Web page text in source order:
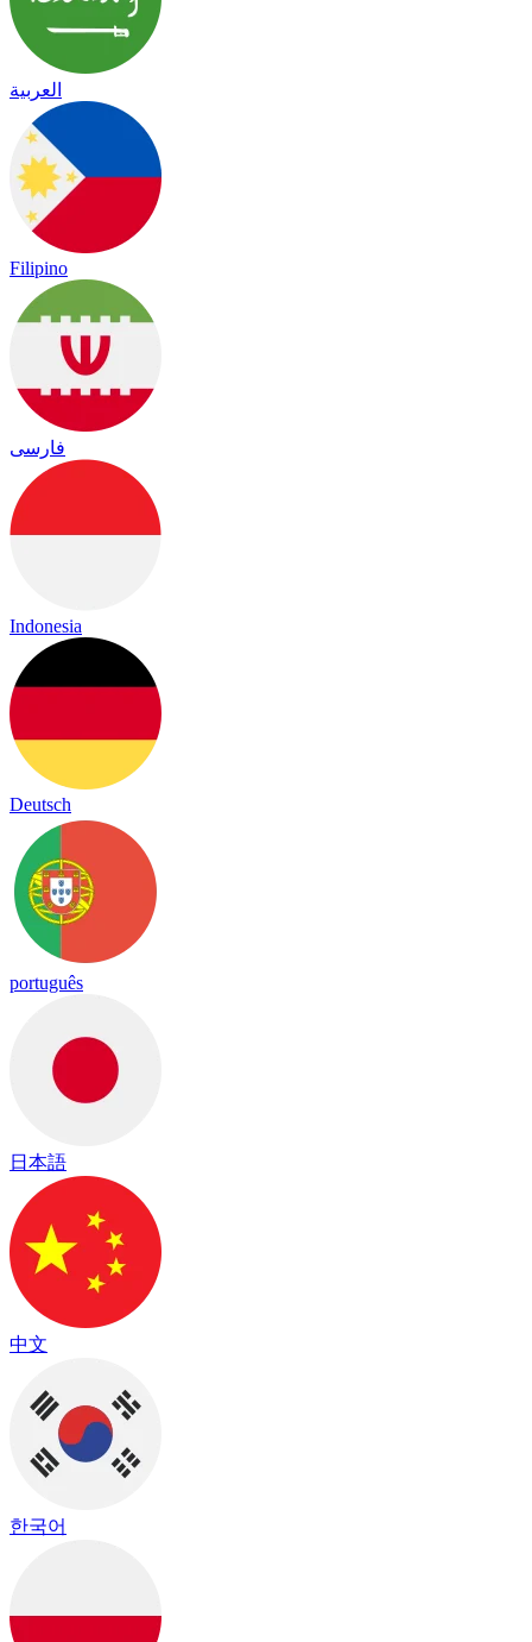
العربية
Filipino
فارسی
Indonesia
Deutsch
português
日本語
中文
한국어